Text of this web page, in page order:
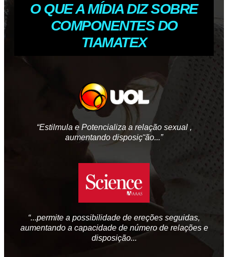
O QUE A MÍDIA DIZ SOBRE
COMPONENTES DO
TIAMATEX
“Estilmula e Potencializa a relação sexual ,
aumentando disposiç˜ão...”
“...permite a possibilidade de ereções seguidas,
aumentando a capacidade de número de relações e
disposição...